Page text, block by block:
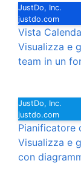
JustDo, Inc.
justdo.com
Vista
Visualizza e
team in un
JustDo, Inc.
justdo.com
Pianificatore
Visualizza e
con